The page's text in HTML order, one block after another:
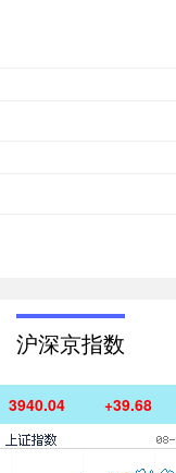
沪深京指数
3940.04 +39.68